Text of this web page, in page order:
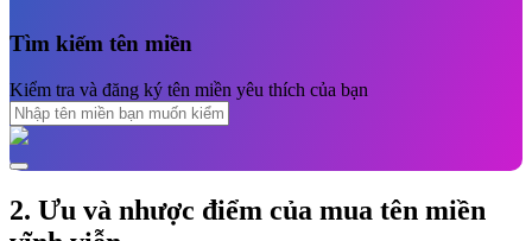
Tìm kiếm tên miền
Kiểm tra và đăng ký tên miền yêu thích của bạn
2. Ưu và nhược điểm của mua tên miền